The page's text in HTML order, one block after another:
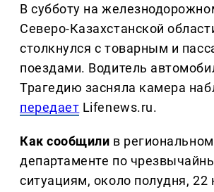
В субботу на
Северо-Казахстанской
столкнулся с товарным и
поездами. Водитель
Трагедию засняла камера
передает Lifenews.ru.
Как сообщили в региональном
департаменте по
ситуациям, около полудня, 22